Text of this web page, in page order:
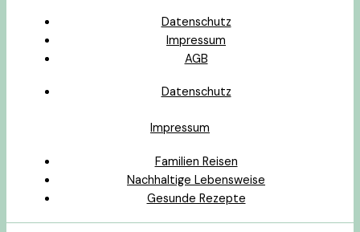
Datenschutz
Impressum
AGB
Datenschutz
Impressum
Familien Reisen
Nachhaltige Lebensweise
Gesunde Rezepte